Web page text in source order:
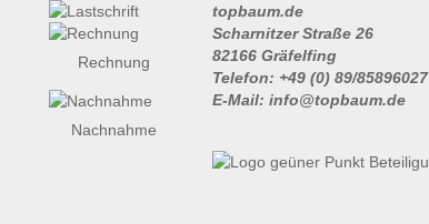
Rechnung
Nachnahme
topbaum.de
Scharnitzer Straße 26
82166 Gräfelfing
Telefon: +49 (0) 89/85896027
E-Mail: info@topbaum.de